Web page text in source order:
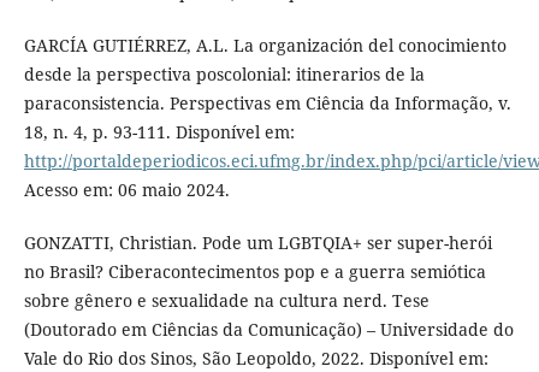
GARCÍA GUTIÉRREZ, A.L. La organización del conocimiento
desde la perspectiva poscolonial: itinerarios de la
paraconsistencia. Perspectivas em Ciência da Informação, v.
18, n. 4, p. 93-111. Disponível em:
http://portaldeperiodicos.eci.ufmg.br/index.php/pci/article/
Acesso em: 06 maio 2024.
GONZATTI, Christian. Pode um LGBTQIA+ ser super-herói
no Brasil? Ciberacontecimentos pop e a guerra semiótica
sobre gênero e sexualidade na cultura nerd. Tese
(Doutorado em Ciências da Comunicação) – Universidade do
Vale do Rio dos Sinos, São Leopoldo, 2022. Disponível em: